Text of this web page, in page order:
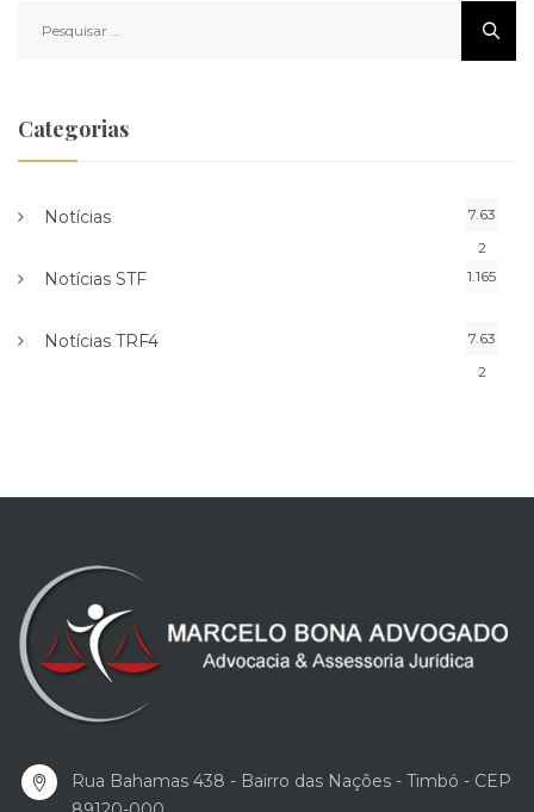
por:
Categorias
Notícias
7.63
2
Notícias STF 1.165
Notícias TRF4
7.63
2
Rua Bahamas 438 - Bairro das Nações - Timbó - CEP